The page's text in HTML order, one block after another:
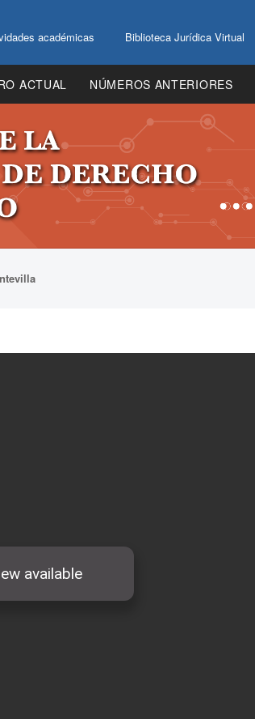
académicas Biblioteca Jurídica Virtual
ACTUAL NÚMEROS ANTERIORES